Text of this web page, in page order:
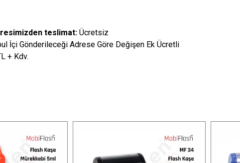
teslimat: Ücretsiz
İçi Gönderileceği Adrese Göre Değişen Ek Ücretli
+ Kdv.